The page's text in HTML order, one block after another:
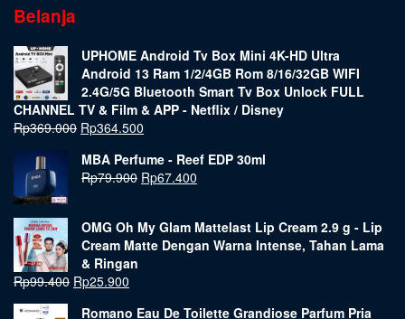
Belanja
UPHOME Android Tv Box Mini 4K-HD Ultra
Android 13 Ram 1/2/4GB Rom 8/16/32GB WIFI
2.4G/5G Bluetooth Smart Tv Box Unlock FULL
CHANNEL TV & Film & APP - Netflix / Disney
Rp369.000 Rp364.500
MBA Perfume - Reef EDP 30ml
Rp79.900 Rp67.400
OMG Oh My Glam Mattelast Lip Cream 2.9 g - Lip
Cream Matte Dengan Warna Intense, Tahan Lama
& Ringan
Rp99.400 Rp25.900
Romano Eau De Toilette Grandiose Parfum Pria